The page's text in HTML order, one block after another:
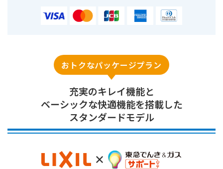
おトクなパッケージプラン
充実のキレイ機能と
ベーシックな快適機能を搭載した
スタンダードモデル